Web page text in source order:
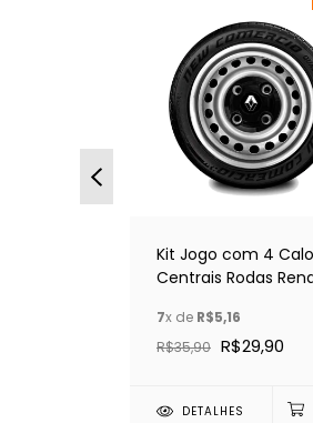
Kit Jogo com 4
Centrais Rodas
7x de R$5,16
R$35,90 R$29,90
DETALHES